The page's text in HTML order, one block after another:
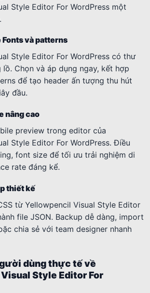
Style Editor For WordPress một
và patterns
Style Editor For WordPress có thư
lồ. Chọn và áp dụng ngay, kết hợp
để tạo header ấn tượng thu hút
đầu.
nâng cao
preview trong editor của
Style Editor For WordPress. Điều
font size để tối ưu trải nghiệm di
rate đáng kể.
thiết kế
từ Yellowpencil Visual Style Editor
file JSON. Backup dễ dàng, import
chia sẻ với team designer nhanh
dùng thực tế về
Style Editor For